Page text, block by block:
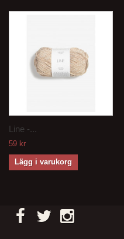
Line -...
59 kr
Lägg i varukorg